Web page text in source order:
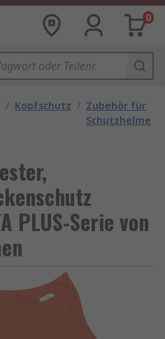
0
/ Kopfschutz / Zubehör für
Schutzhelme
PLUS-Serie von